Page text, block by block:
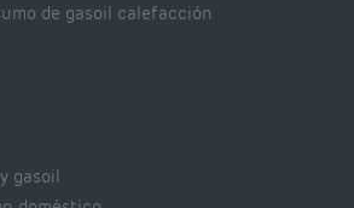
de gasoil calefacción
gasoil